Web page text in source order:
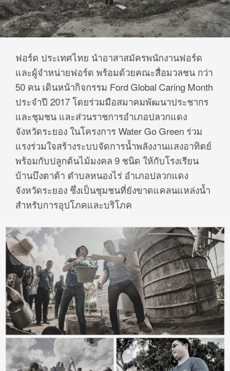
ฟอร์ด ประเทศไทย นำอาสาสมัครพนักงานฟอร์ด
และผู้จำหน่ายฟอร์ด พร้อมด้วยคณะสื่อมวลชน กว่า
50 คน เดินหน้ากิจกรรม Ford Global Caring Month
ประจำปี 2017 โดยร่วมมือสมาคมพัฒนาประชากร
และชุมชน และส่วนราชการอำเภอปลวกแดง
จังหวัดระยอง ในโครงการ Water Go Green ร่วม
แรงร่วมใจสร้างระบบจัดการน้ำพลังงานแสงอาทิตย์
พร้อมกับปลูกต้นไม้มงคล 9 ชนิด ให้กับโรงเรียน
บ้านบึงตาต้า ตำบลหนองไร่ อำเภอปลวกแดง
จังหวัดระยอง ซึ่งเป็นชุมชนที่ยังขาดแคลนแหล่งน้ำ
สำหรับการอุปโภคและบริโภค